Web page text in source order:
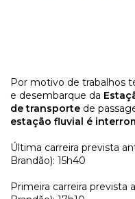
Por motivo de trabalhos
e desembarque da
de transporte de
estação fluvial é
Última carreira prevista
Brandão): 15h40
Primeira carreira prevista